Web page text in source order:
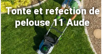
Tonte et refection de
pelouse 11 Aude